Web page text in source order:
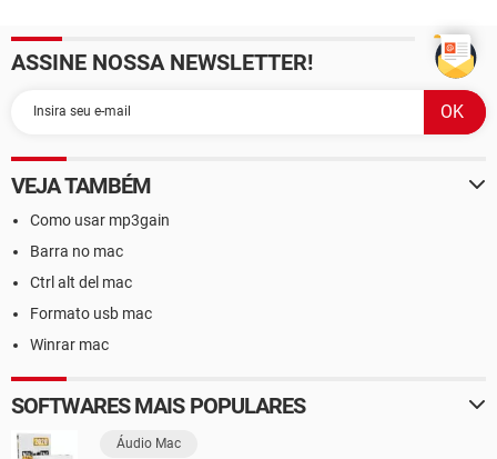
ASSINE NOSSA NEWSLETTER!
VEJA TAMBÉM
Como usar mp3gain
Barra no mac
Ctrl alt del mac
Formato usb mac
Winrar mac
SOFTWARES MAIS POPULARES
Áudio Mac